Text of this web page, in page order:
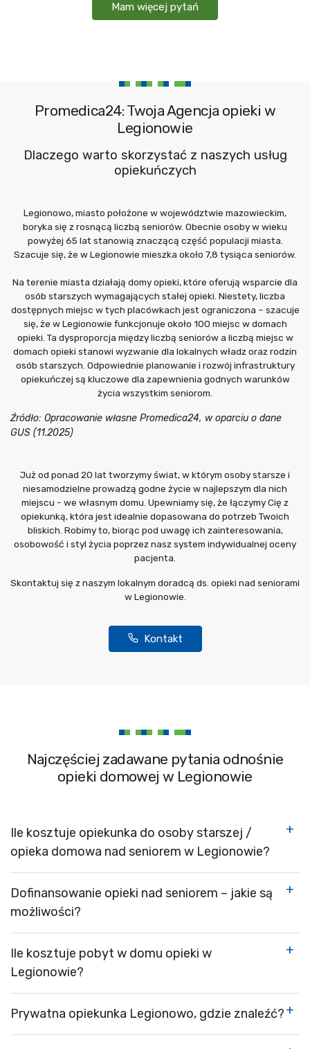
Mam więcej pytań
Promedica24: Twoja Agencja opieki w
Legionowie
Dlaczego warto skorzystać z naszych usług
opiekuńczych
Legionowo, miasto położone w województwie mazowieckim,
boryka się z rosnącą liczbą seniorów. Obecnie osoby w wieku
powyżej 65 lat stanowią znaczącą część populacji miasta.
Szacuje się, że w Legionowie mieszka około 7,8 tysiąca seniorów.
Na terenie miasta działają domy opieki, które oferują wsparcie dla
osób starszych wymagających stałej opieki. Niestety, liczba
dostępnych miejsc w tych placówkach jest ograniczona – szacuje
się, że w Legionowie funkcjonuje około 100 miejsc w domach
opieki. Ta dysproporcja między liczbą seniorów a liczbą miejsc w
domach opieki stanowi wyzwanie dla lokalnych władz oraz rodzin
osób starszych. Odpowiednie planowanie i rozwój infrastruktury
opiekuńczej są kluczowe dla zapewnienia godnych warunków
życia wszystkim seniorom.
Źródło: Opracowanie własne Promedica24, w oparciu o dane
GUS (11.2025)
Już od ponad 20 lat tworzymy świat, w którym osoby starsze i
niesamodzielne prowadzą godne życie w najlepszym dla nich
miejscu - we własnym domu. Upewniamy się, że łączymy Cię z
opiekunką, która jest idealnie dopasowana do potrzeb Twoich
bliskich. Robimy to, biorąc pod uwagę ich zainteresowania,
osobowość i styl życia poprzez nasz system indywidualnej oceny
pacjenta.
Skontaktuj się z naszym lokalnym doradcą ds. opieki nad seniorami
w Legionowie.
Kontakt
Najczęściej zadawane pytania odnośnie
opieki domowej w Legionowie
Ile kosztuje opiekunka do osoby starszej /
opieka domowa nad seniorem w Legionowie?
Dofinansowanie opieki nad seniorem – jakie są
możliwości?
Ile kosztuje pobyt w domu opieki w
Legionowie?
Prywatna opiekunka Legionowo, gdzie znaleźć?